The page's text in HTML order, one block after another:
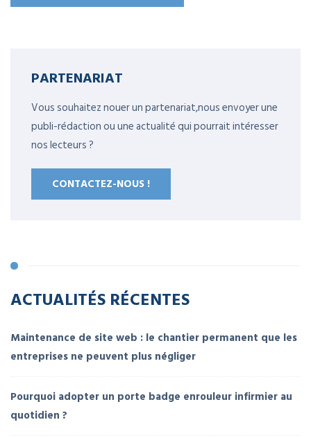
PARTENARIAT
Vous souhaitez nouer un partenariat,nous envoyer une
publi-rédaction ou une actualité qui pourrait intéresser
nos lecteurs ?
CONTACTEZ-NOUS !
ACTUALITÉS RÉCENTES
Maintenance de site web : le chantier permanent que les
entreprises ne peuvent plus négliger
Pourquoi adopter un porte badge enrouleur infirmier au
quotidien ?